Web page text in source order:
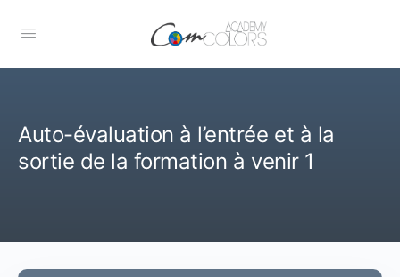
Auto-évaluation à l’entrée et à la
sortie de la formation à venir 1